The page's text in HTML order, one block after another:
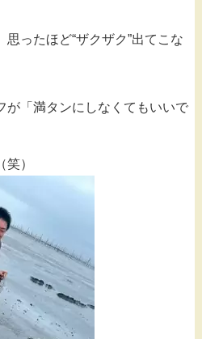
ったほど“ザクザク”出てこな
が「満タンにしなくてもいいで
）